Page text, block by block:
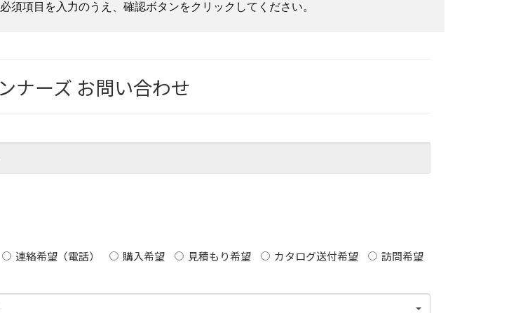
必須項目を入力のうえ、確認ボタンをクリックしてください。